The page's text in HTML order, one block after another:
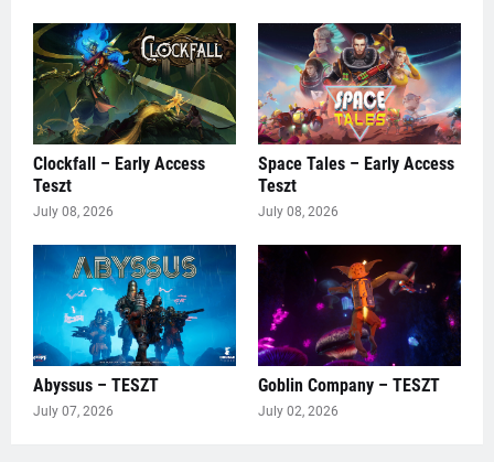
Clockfall – Early Access
Teszt
July 08, 2026
Space Tales – Early Access
Teszt
July 08, 2026
Abyssus – TESZT
July 07, 2026
Goblin Company – TESZT
July 02, 2026